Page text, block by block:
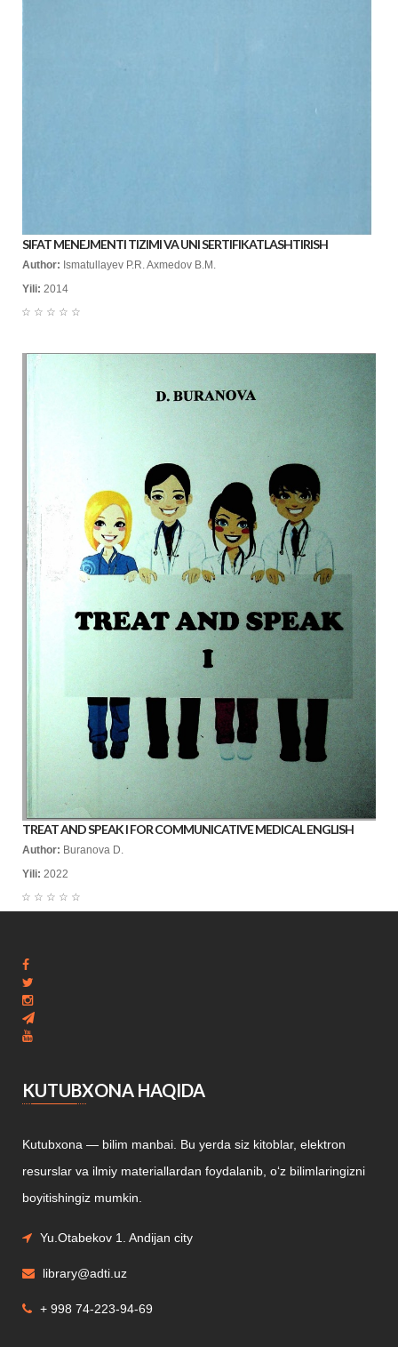
SIFAT MENEJMENTI TIZIMI VA UNI SERTIFIKATLASHTIRISH
Author: Ismatullayev P.R. Axmedov B.M.
Yili: 2014
☆
☆
☆
☆
☆
TREAT AND SPEAK I FOR COMMUNICATIVE MEDICAL ENGLISH
Author: Buranova D.
Yili: 2022
☆
☆
☆
☆
☆
KUTUBXONA HAQIDA
Kutubxona — bilim manbai. Bu yerda siz kitoblar, elektron
resurslar va ilmiy materiallardan foydalanib, o‘z bilimlaringizni
boyitishingiz mumkin.
Yu.Otabekov 1. Andijan city
library@adti.uz
+ 998 74-223-94-69